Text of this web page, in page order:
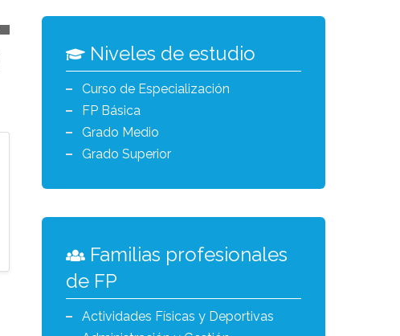
Niveles de estudio
Curso de Especialización
FP Básica
Grado Medio
Grado Superior
Familias profesionales
de FP
Actividades Físicas y Deportivas